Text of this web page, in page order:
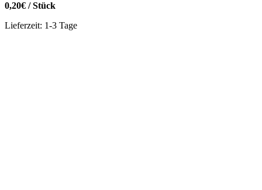
0,20€ /Stück
Lieferzeit: 1-3 Tage